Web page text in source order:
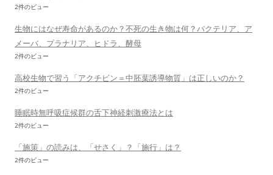
2件のビュー
生物にはなぜ寿命があるのか？不死の生き物は何？バクテリア、ア
メーバ、プラナリア、ヒドラ、酵母
2件のビュー
高校生物で習う「アクチビン＝中胚葉誘導物質」は正しいのか？
2件のビュー
睡眠時無呼吸症候群の舌下神経刺激療法とは
2件のビュー
「施策」の読みは、「せさく」？「施行」は？
2件のビュー